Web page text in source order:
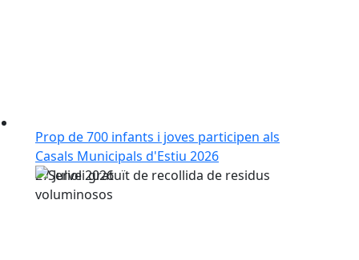
Casals Municipals d'Estiu 2026
27Juliol2026